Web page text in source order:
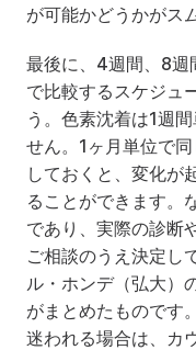
が可能かどうかがス
最後に、4週間、8週
で比較するスケジュ
う。色素沈着は1週
せん。1ヶ月単位で
しておくと、変化が
ることができます。
であり、実際の診断
ご相談のうえ決定し
ル・ホンデ（弘大）
がまとめたものです
迷われる場合は、カ